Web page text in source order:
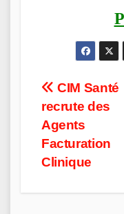
Post
CIM Santé
recrute des
Agents
Facturation
Clinique